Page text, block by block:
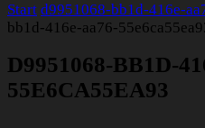
Start d9951068-bb1d-416e-
bb1d-416e-aa76-
D9951068-BB1D-
55E6CA55EA93